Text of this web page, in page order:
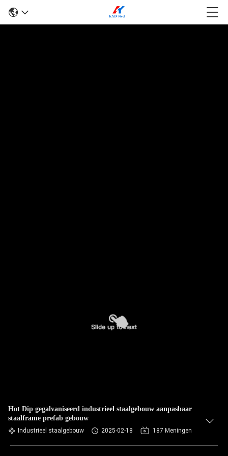
Hot Dip gegalvaniseerd industrieel staalgebouw aanpasbaar
staalframe prefab gebouw
Industrieel staalgebouw 2025-02-18 187 Meningen